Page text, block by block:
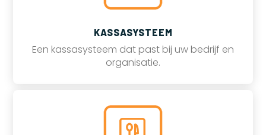
KASSASYSTEEM
Een kassasysteem dat past bij uw bedrijf en
organisatie.